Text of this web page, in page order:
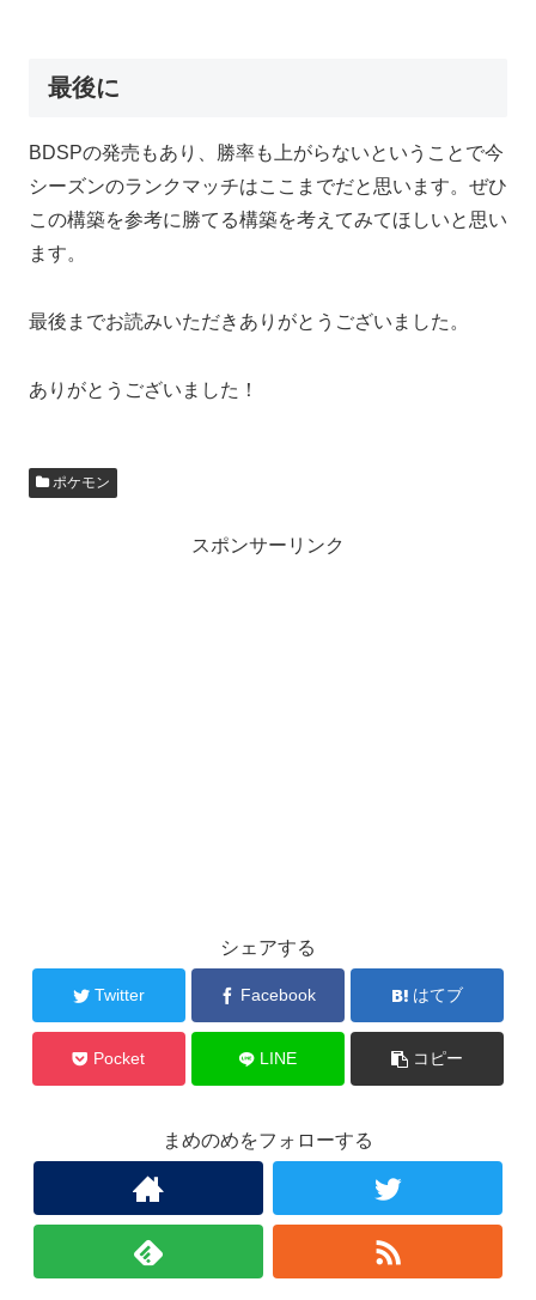
最後に
BDSPの発売もあり、勝率も上がらないということで今
シーズンのランクマッチはここまでだと思います。ぜひ
この構築を参考に勝てる構築を考えてみてほしいと思い
ます。
最後までお読みいただきありがとうございました。
ありがとうございました！
ポケモン
スポンサーリンク
シェアする
Twitter Facebook はてブ
Pocket LINE コピー
まめのめをフォローする